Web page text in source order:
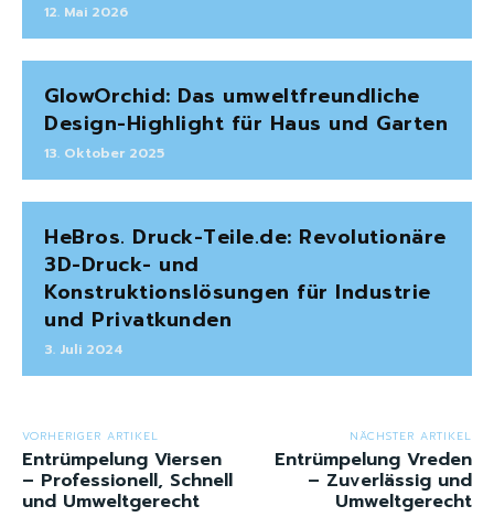
12. Mai 2026
GlowOrchid: Das umweltfreundliche
Design-Highlight für Haus und Garten
13. Oktober 2025
HeBros. Druck-Teile.de: Revolutionäre
3D-Druck- und
Konstruktionslösungen für Industrie
und Privatkunden
3. Juli 2024
VORHERIGER ARTIKEL
Entrümpelung Viersen
– Professionell, Schnell
und Umweltgerecht
NÄCHSTER ARTIKEL
Entrümpelung Vreden
– Zuverlässig und
Umweltgerecht